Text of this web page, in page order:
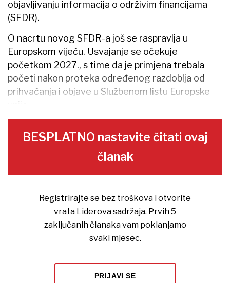
objavljivanju informacija o održivim financijama
(SFDR).
O nacrtu novog SFDR-a još se raspravlja u
Europskom vijeću. Usvajanje se očekuje
početkom 2027., s time da je primjena trebala
početi nakon proteka određenog razdoblja od
prihvaćanja i objave u Službenom listu Europske
BESPLATNO nastavite čitati ovaj
članak
Registrirajte se bez troškova i otvorite
vrata Liderova sadržaja. Prvih 5
zaključanih članaka vam poklanjamo
svaki mjesec.
PRIJAVI SE